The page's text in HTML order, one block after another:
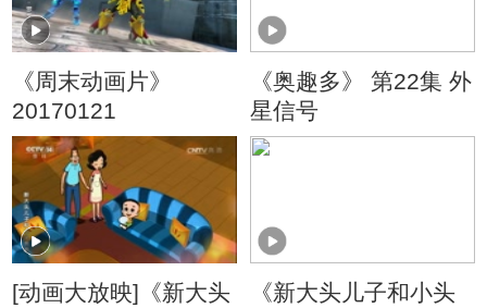
《周末动画片》
20170121
《奥趣多》 第22集 外
星信号
[动画大放映]《新大头
《新大头儿子和小头